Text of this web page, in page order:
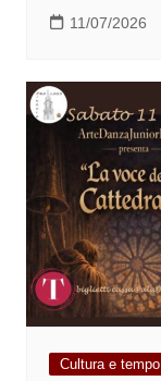
11/07/2026
Cultura e